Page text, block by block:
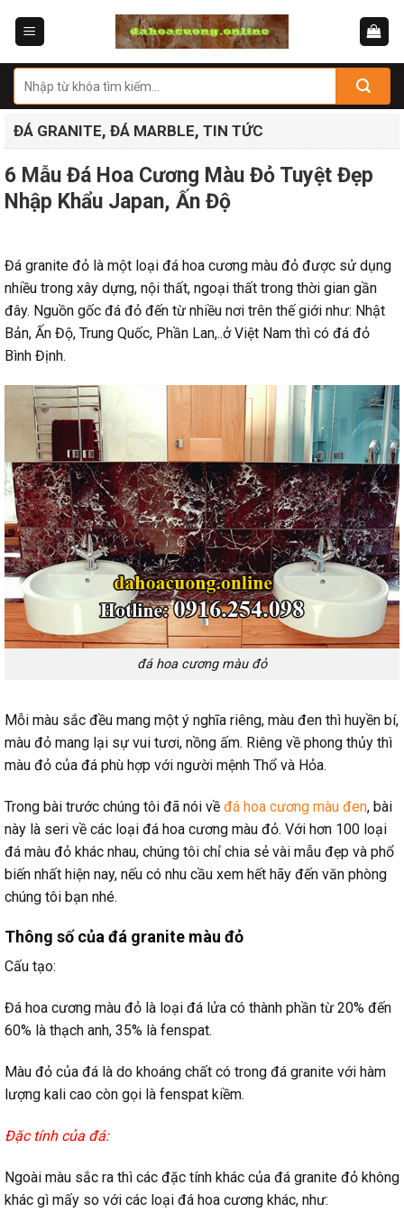
Tìm
kiếm:
ĐÁ GRANITE, ĐÁ MARBLE, TIN TỨC
6 Mẫu Đá Hoa Cương Màu Đỏ Tuyệt Đẹp
Nhập Khẩu Japan, Ấn Độ
Đá granite đỏ là một loại đá hoa cương màu đỏ được sử dụng
nhiều trong xây dựng, nội thất, ngoại thất trong thời gian gần
đây. Nguồn gốc đá đỏ đến từ nhiều nơi trên thế giới như: Nhật
Bản, Ấn Độ, Trung Quốc, Phần Lan,..ở Việt Nam thì có đá đỏ
Bình Định.
đá hoa cương màu đỏ
Mỗi màu sắc đều mang một ý nghĩa riêng, màu đen thì huyền bí,
màu đỏ mang lại sự vui tươi, nồng ấm. Riêng về phong thủy thì
màu đỏ của đá phù hợp với người mệnh Thổ và Hỏa.
Trong bài trước chúng tôi đã nói về đá hoa cương màu đen, bài
này là seri về các loại đá hoa cương màu đỏ. Với hơn 100 loại
đá màu đỏ khác nhau, chúng tôi chỉ chia sẻ vài mẫu đẹp và phổ
biến nhất hiện nay, nếu có nhu cầu xem hết hãy đến văn phòng
chúng tôi bạn nhé.
Thông số của đá granite màu đỏ
Cấu tạo:
Đá hoa cương màu đỏ là loại đá lửa có thành phần từ 20% đến
60% là thạch anh, 35% là fenspat.
Màu đỏ của đá là do khoáng chất có trong đá granite với hàm
lượng kali cao còn gọi là fenspat kiềm.
Đặc tính của đá:
Ngoài màu sắc ra thì các đặc tính khác của đá granite đỏ không
khác gì mấy so với các loại đá hoa cương khác, như: